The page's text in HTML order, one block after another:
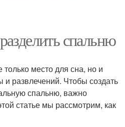
спальню
место для сна, но и
и развлечений. Чтобы создать
спальню, важно
статье мы рассмотрим, как